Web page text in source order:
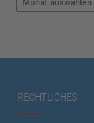
RECHTLICHES